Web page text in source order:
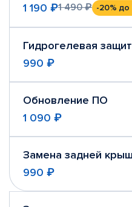
1 190 ₽1 490 ₽ -20% до
Гидрогелевая
990 ₽
Обновление ПО
1 090 ₽
Замена задней
990 ₽